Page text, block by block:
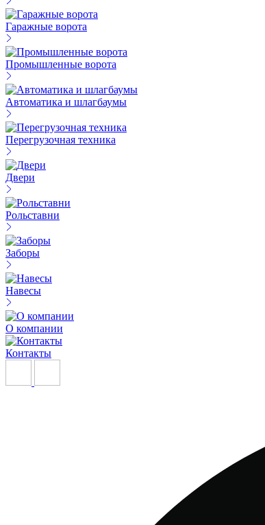
Гаражные ворота
Промышленные ворота
Автоматика и шлагбаумы
Перегрузочная техника
Двери
Рольставни
Заборы
Навесы
О компании
Контакты